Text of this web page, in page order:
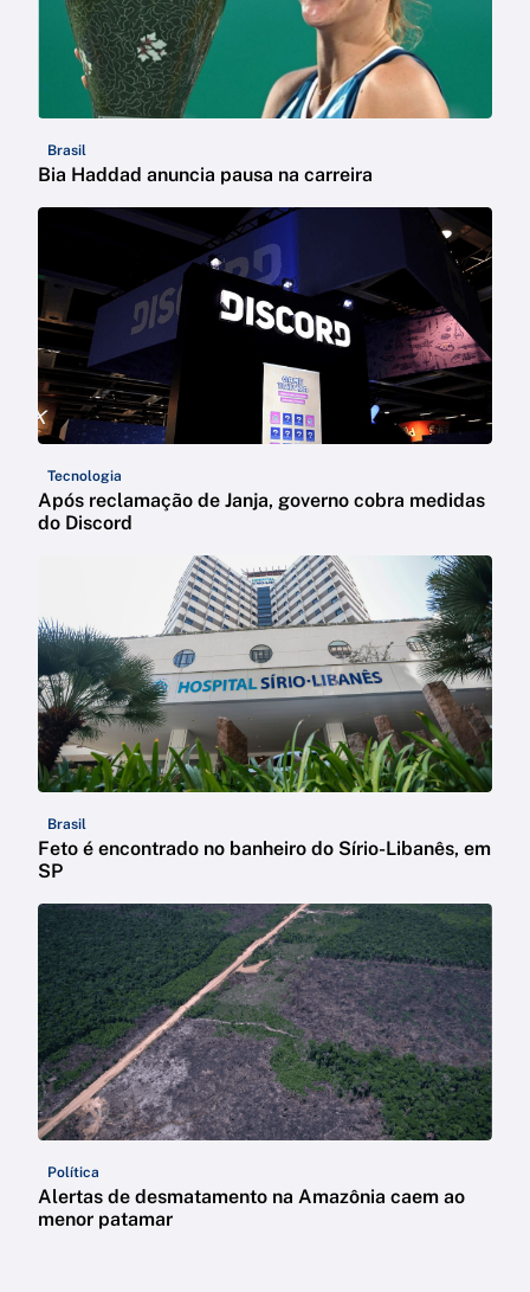
Brasil
Bia Haddad anuncia pausa na carreira
Tecnologia
Após reclamação de Janja, governo cobra medidas
do Discord
Brasil
Feto é encontrado no banheiro do Sírio-Libanês, em
SP
Política
Alertas de desmatamento na Amazônia caem ao
menor patamar